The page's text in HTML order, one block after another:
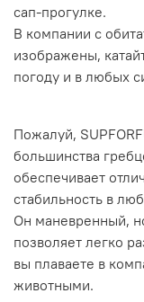
сап-прогулке.
В компании с
изображены,
погоду и в любых
Пожалуй,
большинства
обеспечивает
стабильность в
Он маневренный,
позволяет легко
вы плаваете в
животными.